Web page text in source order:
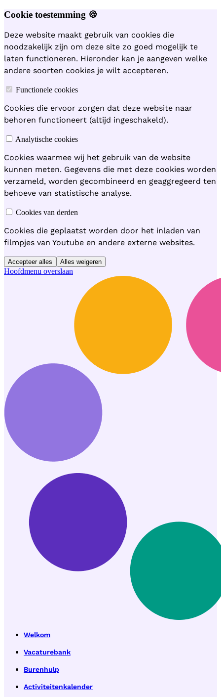
Cookie toestemming 🍪
Deze website maakt gebruik van cookies die
noodzakelijk zijn om deze site zo goed mogelijk te
laten functioneren. Hieronder kan je aangeven welke
andere soorten cookies je wilt accepteren.
Functionele cookies
Cookies die ervoor zorgen dat deze website naar
behoren functioneert (altijd ingeschakeld).
Analytische cookies
Cookies waarmee wij het gebruik van de website
kunnen meten. Gegevens die met deze cookies worden
verzameld, worden gecombineerd en geaggregeerd ten
behoeve van statistische analyse.
Cookies van derden
Cookies die geplaatst worden door het inladen van
filmpjes van Youtube en andere externe websites.
Accepteer alles Alles weigeren
Hoofdmenu overslaan
Welkom
Vacaturebank
Burenhulp
Activiteitenkalender